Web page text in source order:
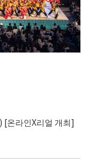
온라인X리얼 개최]